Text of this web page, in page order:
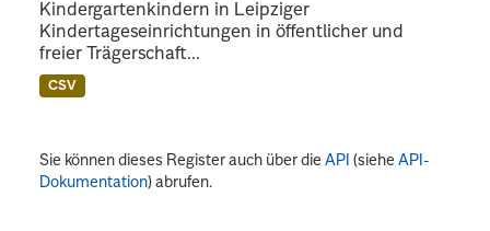
Kindergartenkindern in Leipziger
Kindertageseinrichtungen in öffentlicher und
freier Trägerschaft...
CSV
Sie können dieses Register auch über dieAPI (sieheAPI-
Dokumentation) abrufen.